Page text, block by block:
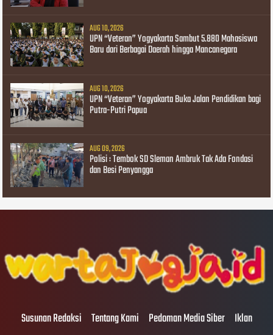
AUG 10, 2026
UPN “Veteran” Yogyakarta Sambut 5.880 Mahasiswa
Baru dari Berbagai Daerah hingga Mancanegara
AUG 10, 2026
UPN “Veteran” Yogyakarta Buka Jalan Pendidikan bagi
Putra-Putri Papua
AUG 09, 2026
Polisi : Tembok SD Sleman Ambruk Tak Ada Fondasi
dan Besi Penyangga
Susunan Redaksi Tentang Kami Pedoman Media Siber Iklan